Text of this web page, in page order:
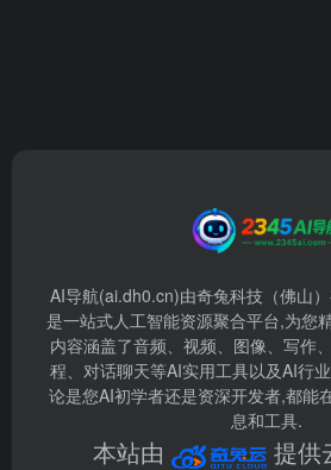
AI导航(ai.dh0.cn)由奇兔科技（佛山
是一站式人工智能资源聚合平台,为您
内容涵盖了音频、视频、图像、写作
程、对话聊天等AI实用工具以及AI行
论是您AI初学者还是资深开发者,都能
息和工具.
本站由 提供